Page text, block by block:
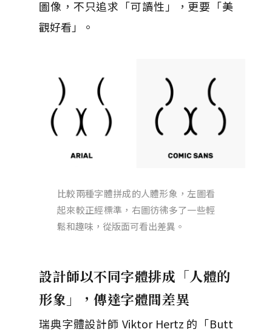
圖像，不只追求「可讀性」，更要「美
觀好看」。
比較兩種字體拼成的人體形象，左圖看
起來較正經標準，右圖彷彿多了一些輕
鬆和趣味，從版面可看出差異。
設計師以不同字體排成「人體的
形象」，傳達字體間差異
瑞典字體設計師 Viktor Hertz 的「Butt